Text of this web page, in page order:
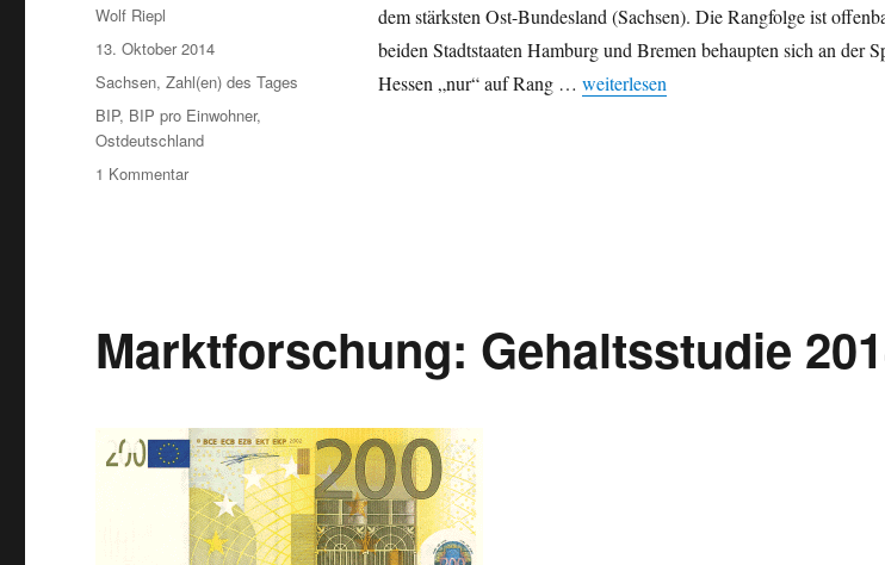
dem stärksten Ost-Bundesland (Sachsen). Die Rangfolge ist
beiden Stadtstaaten Hamburg und Bremen behaupten sich an der
Hessen „nur“ auf Rang … „BIP pro Kopf nach Bundesland 2014:
weiterlesen
Autor
Wolf Riepl
Veröffentlicht
am
13. Oktober 2014
Kategorien
Sachsen,Zahl(en) des Tages
Schlagwörter
BIP, BIP pro Einwohner,
Ostdeutschland
1 Kommentarzu
Weiterhin
starkes
West-
Gefälle
Marktforschung: Gehaltsstudie